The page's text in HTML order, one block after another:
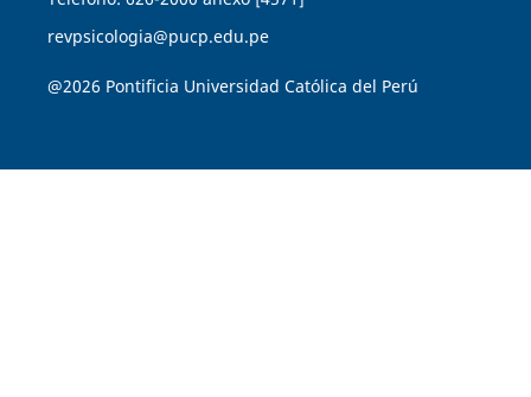
revpsicologia@pucp.edu.pe
@2026 Pontificia Universidad Católica del Perú